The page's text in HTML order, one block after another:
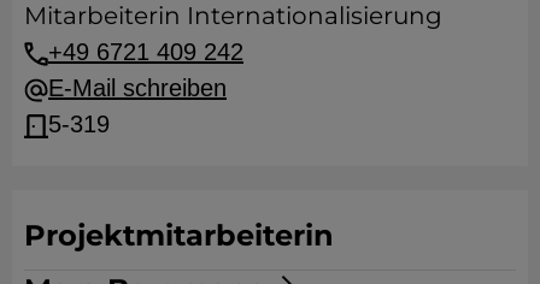
Mitarbeiterin Internationalisierung
+49 6721 409 242
E-Mail schreiben
5-319
Projektmitarbeiterin